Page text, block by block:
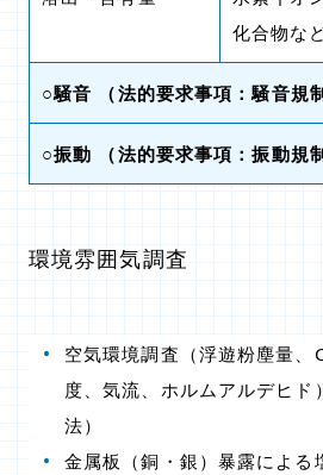
化合物な
○騒音 （法的要求事項：騒音規
○振動 （法的要求事項：振動規
環境雰囲気調査
空気環境調査（浮遊粉塵量、
度、気流、ホルムアルデヒド
法）
金属板（銅・銀）暴露による